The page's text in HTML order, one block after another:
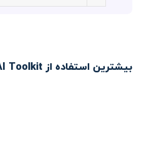
بیشترین استفاده از DavinciAI Toolkit